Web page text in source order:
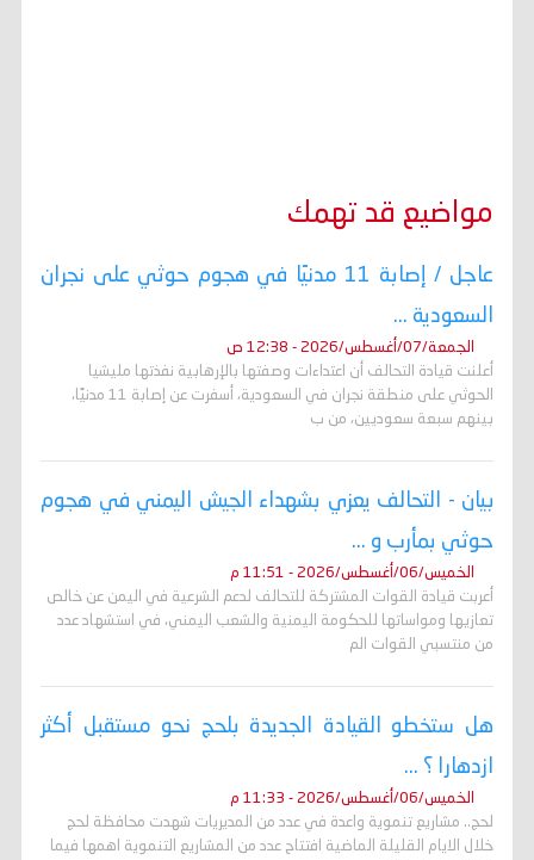
مواضيع قد تهمك
عاجل / إصابة 11 مدنيًا في هجوم حوثي على نجران
السعودية ...
الجمعة/07/أغسطس/2026 - 12:38 ص
أعلنت قيادة التحالف أن اعتداءات وصفتها بالإرهابية نفذتها مليشيا
الحوثي على منطقة نجران في السعودية، أسفرت عن إصابة 11 مدنيًا،
بينهم سبعة سعوديين، من ب
بيان - التحالف يعزي بشهداء الجيش اليمني في هجوم
حوثي بمأرب و ...
الخميس/06/أغسطس/2026 - 11:51 م
أعربت قيادة القوات المشتركة للتحالف لدعم الشرعية في اليمن عن خالص
تعازيها ومواساتها للحكومة اليمنية والشعب اليمني، في استشهاد عدد
من منتسبي القوات الم
هل ستخطو القيادة الجديدة بلحج نحو مستقبل أكثر
ازدهارا ؟ ...
الخميس/06/أغسطس/2026 - 11:33 م
لحج.. مشاريع تنموية واعدة في عدد من المديريات شهدت محافظة لحج
خلال الايام القليلة الماضية افتتاح عدد من المشاريع التنموية اهمها فيما